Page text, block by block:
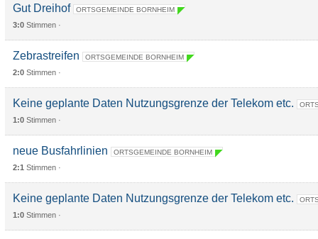
Gut Dreihof ORTSGEMEINDE BORNHEIM
3:0Stimmen ·
Zebrastreifen ORTSGEMEINDE BORNHEIM
2:0Stimmen ·
Keine geplante Daten Nutzungsgrenze der Telekom etc.
1:0Stimmen ·
neue Busfahrlinien ORTSGEMEINDE BORNHEIM
2:1 Stimmen ·
Keine geplante Daten Nutzungsgrenze der Telekom etc.
1:0Stimmen ·